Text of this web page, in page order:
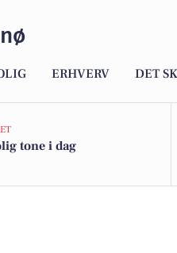
ERHVERV DET
tone i dag